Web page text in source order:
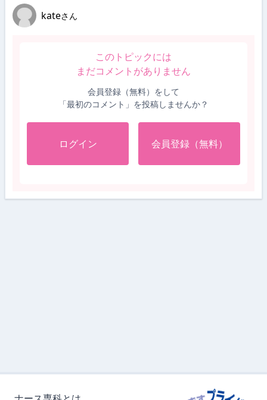
kateさん
このトピックには
まだコメントがありません
会員登録（無料）をして
「最初のコメント」を投稿しませんか？
ログイン 会員登録（無料）